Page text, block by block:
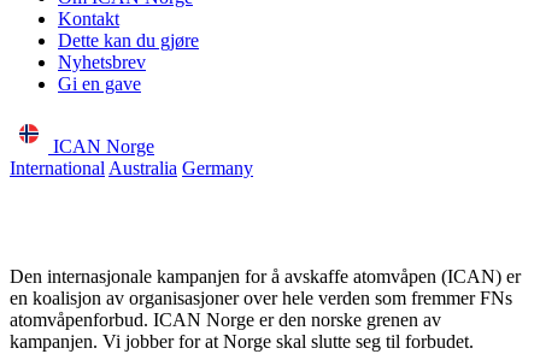
Kontakt
Dette kan du gjøre
Nyhetsbrev
Gi en gave
ICAN Norge
International Australia Germany
Den internasjonale kampanjen for å avskaffe atomvåpen (ICAN) er
en koalisjon av organisasjoner over hele verden som fremmer FNs
atomvåpenforbud. ICAN Norge er den norske grenen av
kampanjen. Vi jobber for at Norge skal slutte seg til forbudet.